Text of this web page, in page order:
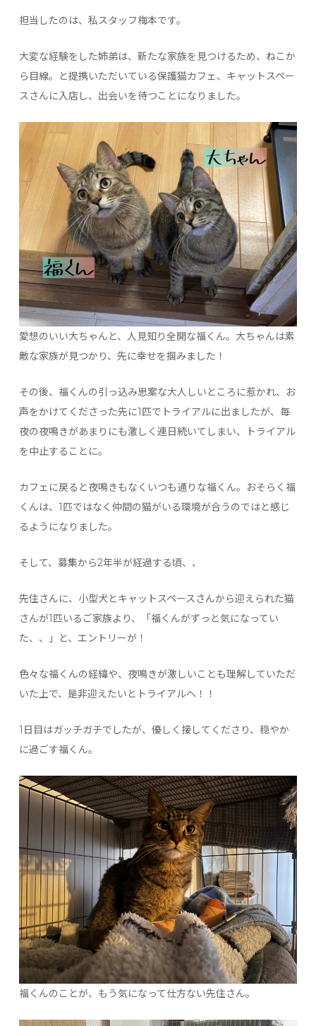
担当したのは、私スタッフ梅本です。
大変な経験をした姉弟は、新たな家族を見つけるため、ねこか
ら目線。と提携いただいている保護猫カフェ、キャットスペー
スさんに入店し、出会いを待つことになりました。
愛想のいい大ちゃんと、人見知り全開な福くん。大ちゃんは素
敵な家族が見つかり、先に幸せを掴みました！
その後、福くんの引っ込み思案な大人しいところに惹かれ、お
声をかけてくださった先に1匹でトライアルに出ましたが、毎
夜の夜鳴きがあまりにも激しく連日続いてしまい、トライアル
を中止することに。
カフェに戻ると夜鳴きもなくいつも通りな福くん。おそらく福
くんは、1匹ではなく仲間の猫がいる環境が合うのではと感じ
るようになりました。
そして、募集から2年半が経過する頃、、
先住さんに、小型犬とキャットスペースさんから迎えられた猫
さんが1匹いるご家族より、「福くんがずっと気になってい
た、、」と、エントリーが！
色々な福くんの経緯や、夜鳴きが激しいことも理解していただ
いた上で、是非迎えたいとトライアルへ！！
1日目はガッチガチでしたが、優しく接してくださり、穏やか
に過ごす福くん。
福くんのことが、もう気になって仕方ない先住さん。